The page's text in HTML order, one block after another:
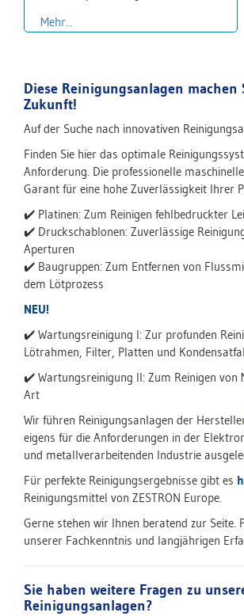
Mehr...
Diese Reinigungsanlagen
Zukunft!
Auf der Suche nach innovativen
Finden Sie hier das optimale
Anforderung. Die professionelle
Garant für eine hohe Zuverlässigkeit Ihrer
✔️ Platinen: Zum Reinigen fehlbedruckter
✔️ Druckschablonen: Zuverlässige
Aperturen
✔️ Baugruppen: Zum Entfernen von
dem Lötprozess
NEU!
✔️ Wartungsreinigung I: Zur profunden
Lötrahmen, Filter, Platten und
✔️ Wartungsreinigung II: Zum Reinigen von
Art
Wir führen Reinigungsanlagen der
eigens für die Anforderungen in der
und metallverarbeitenden Industrie
Für perfekte Reinigungsergebnisse gibt es
Reinigungsmittel von ZESTRON Europe.
Gerne stehen wir Ihnen beratend zur Seite.
unserer Fachkenntnis und langjährigen
Sie haben weitere Fragen zu
Reinigungsanlagen?